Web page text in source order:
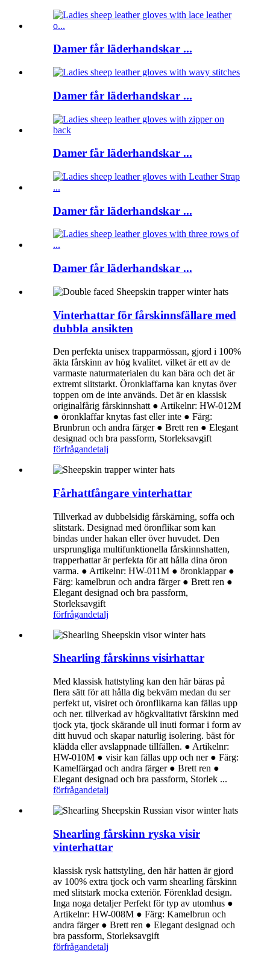
Damer får läderhandskar ...
Damer får läderhandskar ...
Damer får läderhandskar ...
Damer får läderhandskar ...
Damer får läderhandskar ...
Vinterhattar för fårskinnsfällare med
dubbla ansikten
Den perfekta unisex trapparmössan, gjord i 100%
äkta fårskinn av hög kvalitet. vilket är ett av de
varmaste naturmaterialen du kan bära och det är
extremt slitstarkt. Öronklaffarna kan knytas över
toppen om de inte används. Det är en klassisk
originalfårig fårskinnshatt ● Artikelnr: HW-012M
● öronklaffar knytas fast eller inte ● Färg:
Brunbrun och andra färger ● Brett ren ● Elegant
designad och bra passform, Storleksavgift
förfrågandetalj
Fårhattfångare vinterhattar
Tillverkad av dubbelsidig fårskärning, soffa och
slitstark. Designad med öronflikar som kan
bindas under hakan eller över huvudet. Den
ursprungliga multifunktionella fårskinnshatten,
trapperhattar är perfekta för att hålla dina öron
varma. ● Artikelnr: HW-011M ● öronklappar ●
Färg: kamelbrun och andra färger ● Brett ren ●
Elegant designad och bra passform,
Storleksavgift
förfrågandetalj
Shearling fårskinns visirhattar
Med klassisk hattstyling kan den här bäras på
flera sätt för att hålla dig bekväm medan du ser
perfekt ut, visiret och öronflikarna kan fällas upp
och ner. tillverkad av högkvalitativt fårskinn med
tjock yta, tjock skärande ull inuti formar i form av
ditt huvud och skapar naturlig isolering. bäst för
klädda eller avslappnade tillfällen. ● Artikelnr:
HW-010M ● visir kan fällas upp och ner ● Färg:
Kamelfärgad och andra färger ● Brett ren ●
Elegant designad och bra passform, Storlek ...
förfrågandetalj
Shearling fårskinn ryska visir
vinterhattar
klassisk rysk hattstyling, den här hatten är gjord
av 100% extra tjock och varm shearling fårskinn
med slitstark mocka exteriör. Förenklad design.
Inga noga detaljer Perfekt för typ av utomhus ●
Artikelnr: HW-008M ● Färg: Kamelbrun och
andra färger ● Brett ren ● Elegant designad och
bra passform, Storleksavgift
förfrågandetalj